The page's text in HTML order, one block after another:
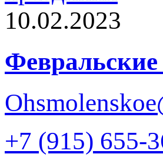
10.02.2023
+7 (915) 655-